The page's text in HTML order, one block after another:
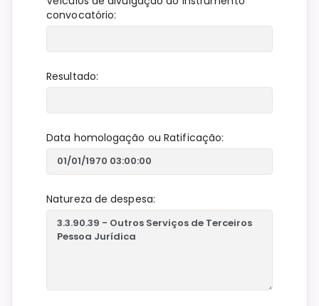
convocatório:
Resultado:
Data homologação ou Ratificação:
Natureza de despesa: